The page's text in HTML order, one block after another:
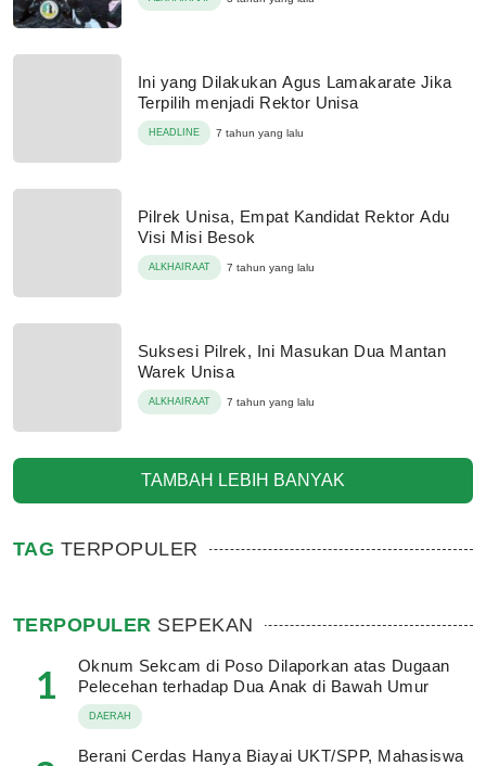
Ini yang Dilakukan Agus Lamakarate Jika
Terpilih menjadi Rektor Unisa
HEADLINE 7 tahun yang lalu
Pilrek Unisa, Empat Kandidat Rektor Adu
Visi Misi Besok
ALKHAIRAAT 7 tahun yang lalu
Suksesi Pilrek, Ini Masukan Dua Mantan
Warek Unisa
ALKHAIRAAT 7 tahun yang lalu
TAMBAH LEBIH BANYAK
TAG TERPOPULER
TERPOPULER SEPEKAN
1
Oknum Sekcam di Poso Dilaporkan atas Dugaan
Pelecehan terhadap Dua Anak di Bawah Umur
DAERAH
Berani Cerdas Hanya Biayai UKT/SPP, Mahasiswa